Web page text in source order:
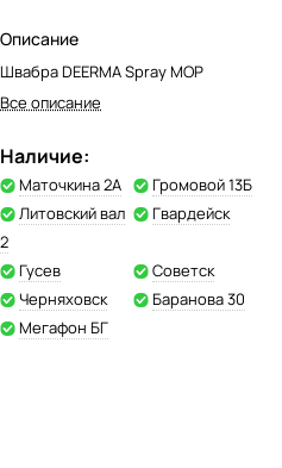
Описание
Швабра DEERMA Spray MOP
Все описание
Наличие:
Маточкина 2А
Громовой 13Б
Литовский вал
2
Гвардейск
Гусев
Советск
Черняховск
Баранова 30
Мегафон БГ